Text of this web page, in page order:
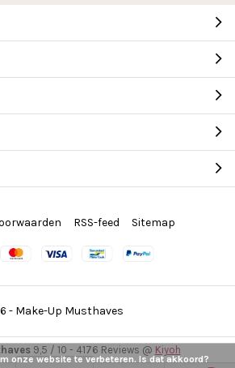
- Make-Up Musthaves
RSS-feed Sitemap
9,5 / 10 - 4176 Reviews @ Kiyoh
onze website te verbeteren. Is dat akkoord?